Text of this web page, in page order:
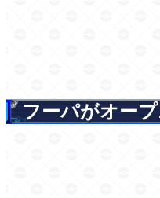
フーパがオー